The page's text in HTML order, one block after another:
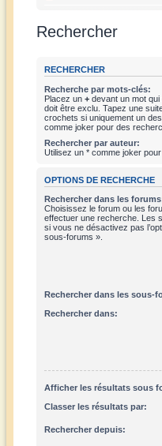
Rechercher
RECHERCHER
Recherche par mots-clés:
Placez un + devant un mot
doit être exclu. Tapez une
crochets si uniquement un
comme joker pour des
Rechercher par auteur:
Utilisez un * comme joker
OPTIONS DE RECHERCHE
Rechercher dans les
Choisissez le forum ou les
effectuer une recherche. Les
si vous ne désactivez pas
sous-forums ».
Rechercher dans les sous-
Rechercher dans:
Afficher les résultats sous
Classer les résultats par:
Rechercher depuis: